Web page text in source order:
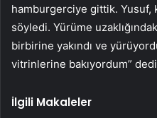
hamburgerciye gittik.
söyledi. Yürüme
birbirine yakındı ve
vitrinlerine bakıyordum”
İlgili Makaleler